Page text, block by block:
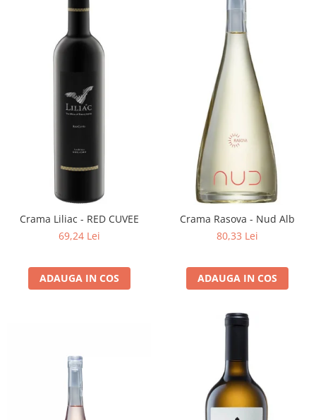
Crama Liliac - RED CUVEE
69,24 Lei
ADAUGA IN COS
Crama Rasova - Nud Alb
80,33 Lei
ADAUGA IN COS